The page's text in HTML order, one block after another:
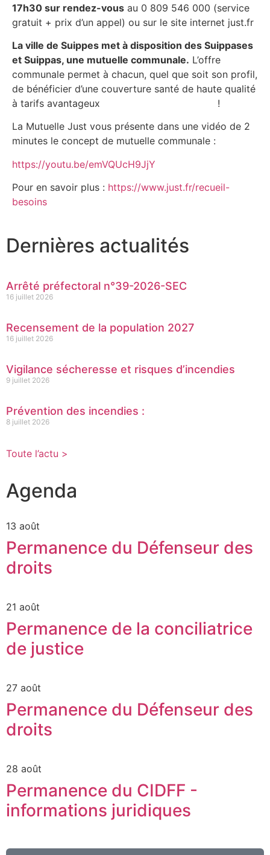
17h30 sur rendez-vous au 0 809 546 000 (service
gratuit + prix d’un appel) ou sur le site internet just.fr
La ville de Suippes met à disposition des Suippases
et Suippas, une mutuelle communale. L’offre
communale permet à chacun, quel que soit son profil,
de bénéficier d’une couverture santé de haute qualité
à tarifs avantageux !
La Mutuelle Just vous présente dans une vidéo de 2
minutes le concept de mutuelle communale :
https://youtu.be/emVQUcH9JjY
Pour en savoir plus : https://www.just.fr/recueil-
besoins
Dernières actualités
Arrêté préfectoral n°39-2026-SEC
16 juillet 2026
Recensement de la population 2027
16 juillet 2026
Vigilance sécheresse et risques d’incendies
9 juillet 2026
Prévention des incendies :
8 juillet 2026
Toute l’actu >
Agenda
13 août
Permanence du Défenseur des
droits
21 août
Permanence de la conciliatrice
de justice
27 août
Permanence du Défenseur des
droits
28 août
Permanence du CIDFF -
informations juridiques